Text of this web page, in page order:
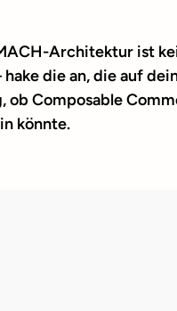
Architektur ist
die an, die auf
ob Composable
könnte.